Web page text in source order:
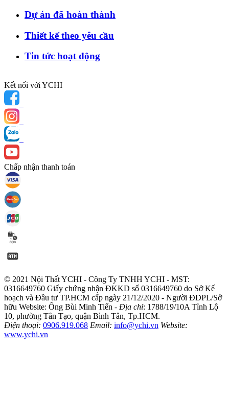
Dự án đã hoàn thành
Thiết kế theo yêu cầu
Tin tức hoạt động
Kết nối với YCHI
Chấp nhận thanh toán
© 2021 Nội Thất YCHI - Công Ty TNHH YCHI - MST:
0316649760 Giấy chứng nhận ĐKKD số 0316649760 do Sở Kế
hoạch và Đầu tư TP.HCM cấp ngày 21/12/2020 - Người ĐDPL/Sở
hữu Website: Ông Bùi Minh Tiến - Địa chỉ: 1788/19/10A Tỉnh Lộ
10, phường Tân Tạo, quận Bình Tân, Tp.HCM.
Điện thoại: 0906.919.068 Email: info@ychi.vn Website:
www.ychi.vn